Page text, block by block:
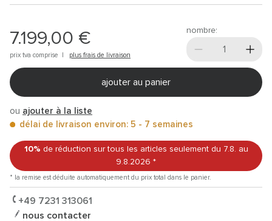
7.199,00 €
prix tva comprise | plus frais de livraison
nombre:
ajouter au panier
ou ajouter à la liste
délai de livraison environ: 5 - 7 semaines
10% de réduction sur tous les articles seulement du 7.8.
au
9.8.2026 *
* la remise est déduite automatiquement du prix total dans le panier.
+49 7231 313061
nous contacter